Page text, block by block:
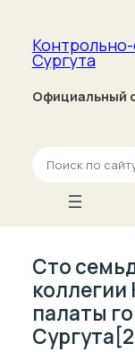
Сургута
Официальный
П
о
Сто
палаты